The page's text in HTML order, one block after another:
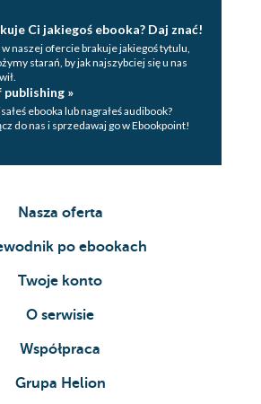
Ci jakiegoś ebooka? Daj znać!
w naszej ofercie brakuje jakiegoś tytulu,
starań, by jak najszybciej się u nas
publishing »
ebooka lub nagrałeś audibook?
do nas i sprzedawaj go w Ebookpoint!
Nasza oferta
po ebookach
Twoje konto
O serwisie
Współpraca
Grupa Helion